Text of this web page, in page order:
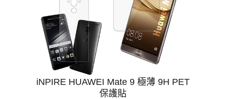
iNPIRE HUAWEI Mate 9 極薄 9H PET
保護貼